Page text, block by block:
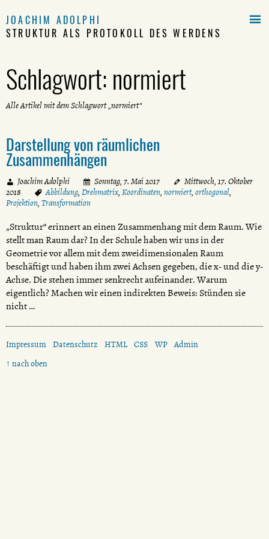
JOACHIM ADOLPHI
STRUKTUR ALS PROTOKOLL DES WERDENS
Schlagwort:normiert
Alle Artikel mit dem Schlagwort „normiert“
Darstellung von räumlichen
Zusammenhängen
Joachim Adolphi Sonntag, 7. Mai 2017
Mittwoch, 17. Oktober
2018
Abbildung, Drehmatrix, Koordinaten, normiert, orthogonal,
Projektion, Transformation
„Struktur“ erinnert an einen Zusammenhang mit dem Raum. Wie
stellt man Raum dar? In der Schule haben wir uns in der
Geometrie vor allem mit dem zweidimensionalen Raum
beschäftigt und haben ihm zwei Achsen gegeben, die x- und die y-
Achse. Die stehen immer senkrecht aufeinander. Warum
eigentlich? Machen wir einen indirekten Beweis: Stünden sie
nicht …

Impressum Datenschutz HTML CSS WP Admin
↑ nach oben